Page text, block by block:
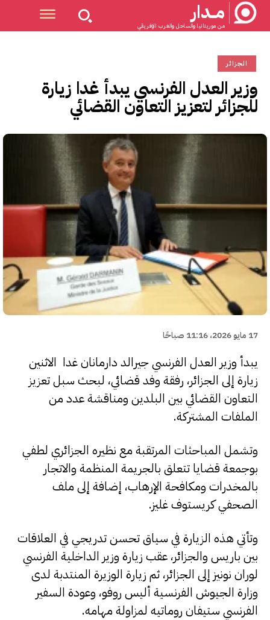
مــدار
من موريتانيا والساحل والغرب الإفريقي
الجزائر
وزير العدل الفرنسي يبدأ غدا زيارة
للجزائر لتعزيز التعاون القضائي
17 مايو 2026، 11:16 صباحًا
يبدأ وزير العدل الفرنسي جيرالد دارمانان غدا الاثنين
زيارة إلى الجزائر، رفقة وفد قضائي، لبحث سبل تعزيز
التعاون القضائي بين البلدين ومناقشة عدد من
الملفات المشتركة.
وتشمل المباحثات المرتقبة مع نظيره الجزائري لطفي
بوجمعة قضايا تتعلق بالجريمة المنظمة والاتجار
بالمخدرات ومكافحة الإرهاب، إضافة إلى ملف
الصحفي كريستوف غليز.
وتأتي هذه الزيارة في سياق تحسن تدريجي في العلاقات
بين باريس والجزائر، عقب زيارة وزير الداخلية الفرنسي
لوران نونيز إلى الجزائر، ثم زيارة الوزيرة المنتدبة لدى
وزارة الجيوش الفرنسية أليس روفو، وعودة السفير
الفرنسي ستيفان روماتيه لمزاولة مهامه.